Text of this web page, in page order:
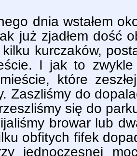
dnia wstałem
już zjadłem dość
kurczaków,
I jak to zwykle
które
Zaszliśmy do
się do
browar lub
obfitych fifek
jednoczesnej